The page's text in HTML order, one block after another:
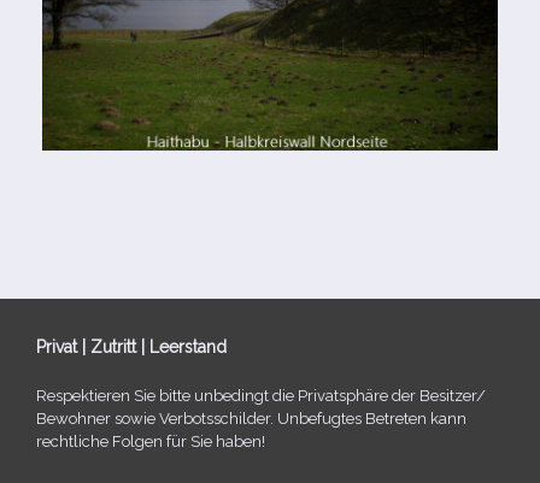
Privat | Zutritt | Leerstand
Respektieren Sie bitte unbe­dingt die Privatsphäre der Besitzer/​
Bewohner sowie Verbotsschilder. Unbefugtes Betreten kann
recht­li­che Folgen für Sie haben!